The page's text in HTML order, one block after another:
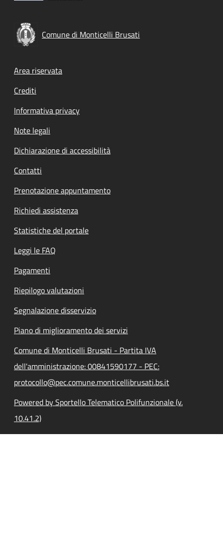
Comune di Monticelli Brusati
Footer menu
Area riservata
Crediti
Informativa privacy
Note legali
Dichiarazione di accessibilità
Contatti
Prenotazione appuntamento
Richiedi assistenza
Statistiche del portale
Leggi le FAQ
Pagamenti
Riepilogo valutazioni
Segnalazione disservizio
Piano di miglioramento dei servizi
Comune di Monticelli Brusati - Partita IVA
dell'amministrazione: 00841590177 - PEC:
protocollo@pec.comune.monticellibrusati.bs.it
Powered by Sportello Telematico Polifunzionale (v.
10.41.2)